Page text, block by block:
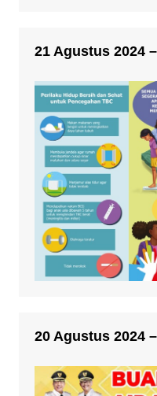
21 Agustus 2024
20 Agustus 2024